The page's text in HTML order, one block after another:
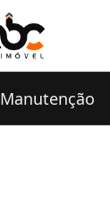
Manutenção